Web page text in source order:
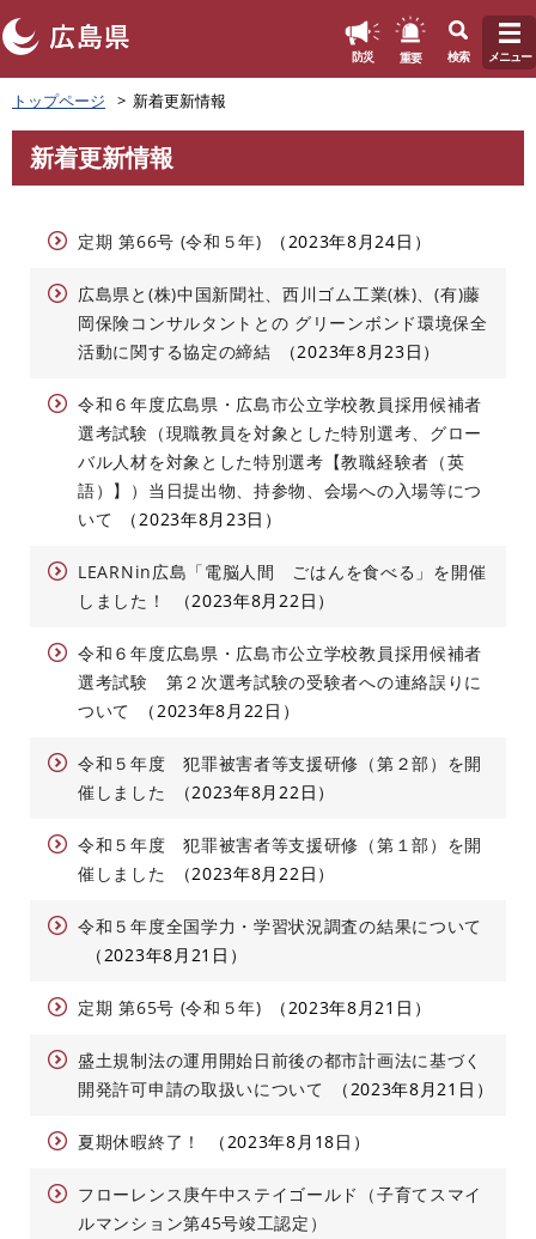
ペ
ー
ジ
先
防災 重要 検索 メニュー
トップページ 新着更新情報
文
新着更新情報
定期 第66号 (令和５年) 2023年8月24日
広島県と(株)中国新聞社、西川ゴム工業(株)、(有)藤
岡保険コンサルタントとの グリーンボンド環境保全
活動に関する協定の締結
2023年8月23日
令和６年度広島県・広島市公立学校教員採用候補者
選考試験（現職教員を対象とした特別選考、グロー
バル人材を対象とした特別選考【教職経験者（英
語）】）当日提出物、持参物、会場への入場等につ
いて
2023年8月23日
LEARNin広島「電脳人間 ごはんを食べる」を開催
しました！
2023年8月22日
令和６年度広島県・広島市公立学校教員採用候補者
選考試験 第２次選考試験の受験者への連絡誤りに
ついて
2023年8月22日
令和５年度 犯罪被害者等支援研修（第２部）を開
催しました
2023年8月22日
令和５年度 犯罪被害者等支援研修（第１部）を開
催しました
2023年8月22日
令和５年度全国学力・学習状況調査の結果について
2023年8月21日
定期 第65号 (令和５年) 2023年8月21日
盛土規制法の運用開始日前後の都市計画法に基づく
開発許可申請の取扱いについて
2023年8月21日
夏期休暇終了！ 2023年8月18日
フローレンス庚午中ステイゴールド（子育てスマイ
ルマンション第45号竣工認定）